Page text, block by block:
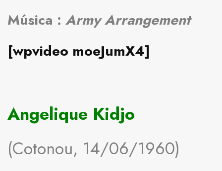
Música : Army Arrangement
[wpvideo moeJumX4]
Angelique Kidjo
(Cotonou, 14/06/1960)